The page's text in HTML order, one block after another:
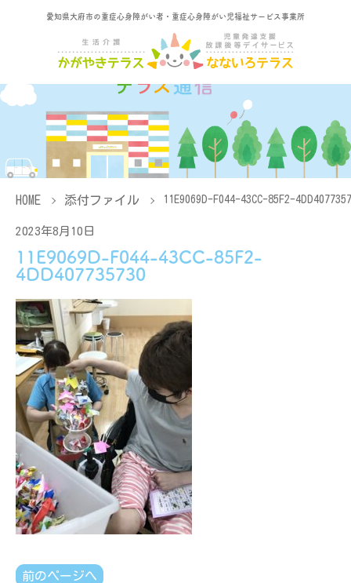
愛知県大府市の重症心身障がい者・重症心身障がい児福祉サービス事業所
HOME 添付ファイル 11E9069D-F044-43CC-85F2-
2023年8月10日
11E9069D-F044-43CC-85F2-
4DD407735730
前のページへ